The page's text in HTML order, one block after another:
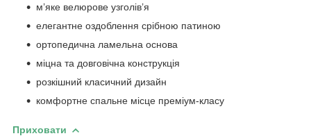
м’яке велюрове узголів’я
елегантне оздоблення срібною патиною
ортопедична ламельна основа
міцна та довговічна конструкція
розкішний класичний дизайн
комфортне спальне місце преміум-класу
Приховати